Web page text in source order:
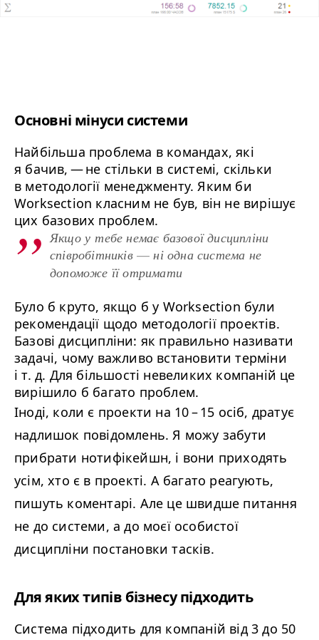
Основні мінуси системи
Найбільша проблема в командах, які
я бачив, — не стільки в системі, скільки
в методології менеджменту. Яким би
Worksection класним не був, він не вирішує
цих базових проблем.
Якщо у тебе немає базової дисципліни
співробітників — ні одна система не
допоможе її отримати
Було б круто, якщо б у Worksection були
рекомендації щодо методології проектів.
Базові дисципліни: як правильно називати
задачі, чому важливо встановити терміни
і т. д. Для більшості невеликих компаній це
вирішило б багато проблем.
Іноді, коли є проекти на 10–15 осіб, дратує
надлишок повідомлень. Я можу забути
прибрати нотифікейшн, і вони приходять
усім, хто є в проекті. А багато реагують,
пишуть коментарі. Але це швидше питання
не до системи, а до моєї особистої
дисципліни постановки тасків.
Для яких типів бізнесу підходить
Система підходить для компаній від3 до 50